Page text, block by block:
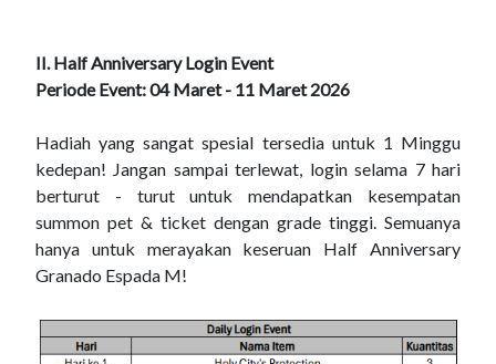
II. Half Anniversary Login Event
Periode Event: 04 Maret - 11 Maret 2026
Hadiah yang sangat spesial tersedia untuk 1 Minggu
kedepan! Jangan sampai terlewat, login selama 7 hari
berturut - turut untuk mendapatkan kesempatan
summon pet & ticket dengan grade tinggi. Semuanya
hanya untuk merayakan keseruan Half Anniversary
Granado Espada M!